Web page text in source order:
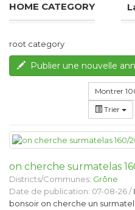
HOME CATEGORY
root category
Publier une nouvelle
Montrer
Trier
on cherche surmatelas
Districts/Communes: Grône
Date de publication: 07-08-26 /
bonsoir on cherche un